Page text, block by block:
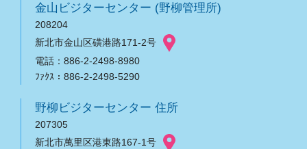
金山ビジターセンター (野柳管理所)
208204
新北市金山区磺港路171-2号
電話：886-2-2498-8980
ﾌｧｸｽ：886-2-2498-5290
野柳ビジターセンター 住所
207305
新北市萬里区港東路167-1号